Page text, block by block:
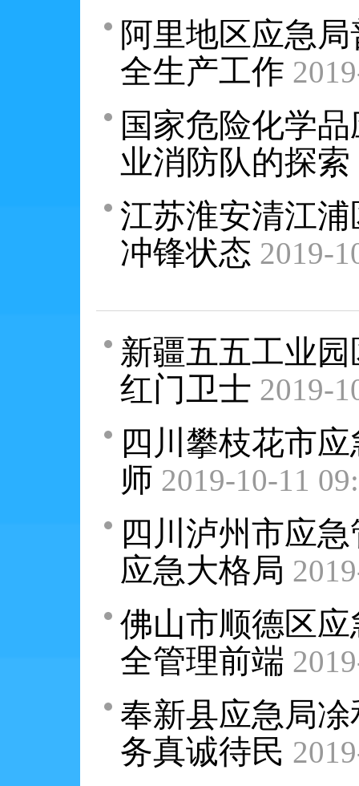
阿里地区应急
全生产工作
国家危险化学
业消防队的探索
江苏淮安清江
冲锋状态 2019-
新疆五五工业
红门卫士 2019-
四川攀枝花市
师 2019-10-11
四川泸州市应
应急大格局
佛山市顺德区
全管理前端
奉新县应急局
务真诚待民